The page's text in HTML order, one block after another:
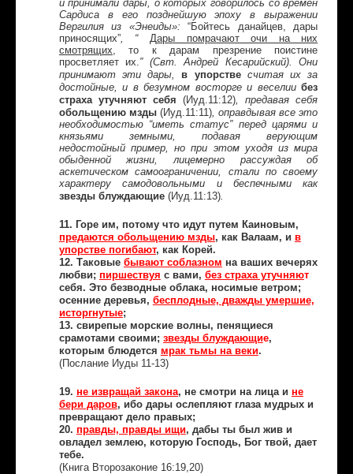
и принимали дары, о которых говорилось со времен
Сардиса в его позднейшую эпоху в выражении
Вергилия из «Энеиды»:“Бойтесь данайцев, дары
приносящих”, “ Дары помрачают очи на них
смотрящих , то к дарам презрение поистине
просветляет их. ” (Свт. Андрей Кесарийский).
Они
принимают эти дары, в упорствесчитая их за
достойные, и в безумном восторге и веселиибез
страха утучняют себя (Иуд.11:12) , предавая себя
обольщению мзды (Иуд.11:11), оправдывая все это
необходимостью “иметь статус” перед царями и
князьями земными, подавая верующим
недостойный пример, но при этом уходя из мира
обыденной жизни, лицемерно рассуждая об
аскетическом самоограничении, стали по своему
характеру самодовольными и беспечными как
звезды блуждающие (Иуд.11:13).
11. Горе им, потому что идут путем Каиновым,
предаются обольщению мзды, как Валаам, и в
упорстве погибают, как Корей.
12. Таковые бывают соблазном на ваших вечерях
любви; пиршествуя с вами, без страха утучняют
себя. Это безводные облака, носимые ветром;
осенние деревья, бесплодные, дважды умершие,
исторгнутые;
13. свирепые морские волны, пенящиеся
срамотами своими; звезды блуждающие,
которым блюдется мрак тьмы на веки.
(Послание Иуды 11-13)
19. не извращай закона, не смотри на лица и не
бери даров, ибо дары ослепляют глаза мудрых и
превращают дело правых;
20. правды, правды ищи, дабы ты был жив и
овладел землею, которую Господь, Бог твой, дает
тебе.
(Книга Второзаконие 16:19,20)